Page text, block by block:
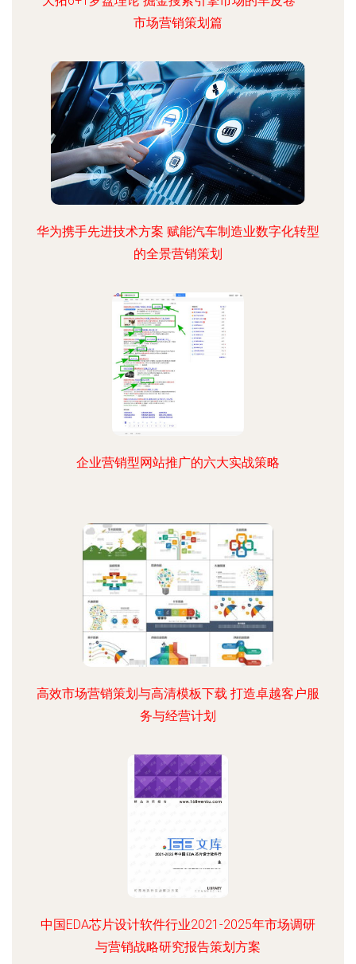
市场营销策划篇
华为携手先进技术方案 赋能汽车制造业数字化转型
的全景营销策划
企业营销型网站推广的六大实战策略
高效市场营销策划与高清模板下载 打造卓越客户服
务与经营计划
中国EDA芯片设计软件行业2021-2025年市场调研
与营销战略研究报告策划方案